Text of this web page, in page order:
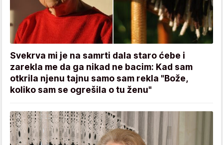
Svekrva mi je na samrti dala staro ćebe i
zarekla me da ga nikad ne bacim: Kad sam
otkrila njenu tajnu samo sam rekla "Bože,
koliko sam se ogrešila o tu ženu"